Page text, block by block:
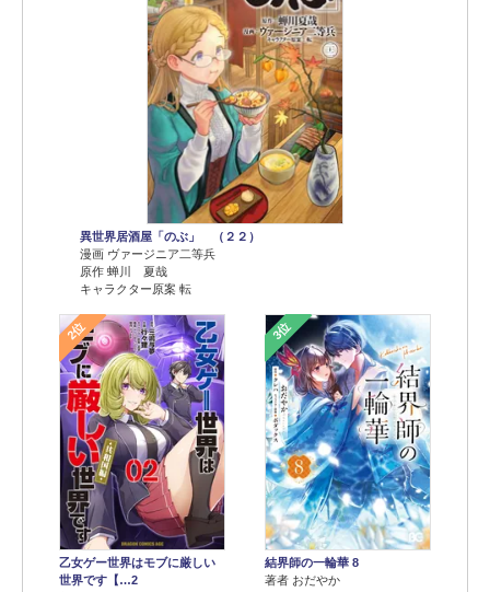
異世界居酒屋「のぶ」 （２２）
漫画 ヴァージニア二等兵
原作 蝉川 夏哉
キャラクター原案 転
2位
乙女ゲー世界はモブに厳しい
世界です【…2
3位
結界師の一輪華 8
著者 おだやか